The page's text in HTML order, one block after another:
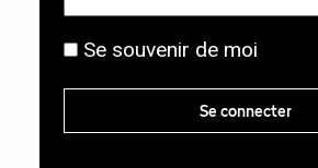
g
t
o
g
a
Se souvenir de moi
Se connecter